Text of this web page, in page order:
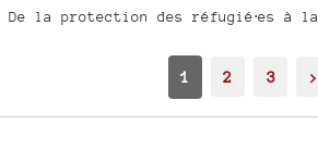
De la protection des réfugié⋅es à la
1 2 3 >